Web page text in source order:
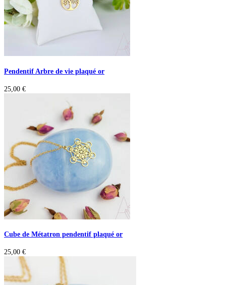
Pendentif Arbre de vie plaqué or
25,00 €
Cube de Métatron pendentif plaqué or
25,00 €